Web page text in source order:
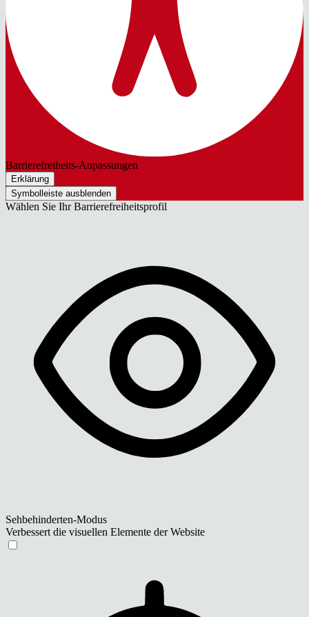
Barrierefreiheits-Anpassungen
Erklärung
Symbolleiste ausblenden
Wählen Sie Ihr Barrierefreiheitsprofil
Sehbehinderten-Modus
Verbessert die visuellen Elemente der Website